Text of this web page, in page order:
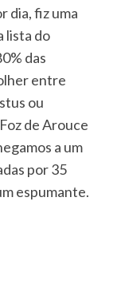
dia, fiz uma
lista do
das
entre
ou
de Arouce
a um
por 35
espumante.